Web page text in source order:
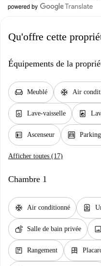
Qu'offre cette
Équipements de la
chair Meublé ac_unit Air
dishwasher_gen Lave-vaisselle local_laundry_service
elevator Ascenseur garage
Afficher toutes (17)
Chambre 1
ac_unit Air conditionné water_heater
soap Salle de bain privée image
package Rangement dresser